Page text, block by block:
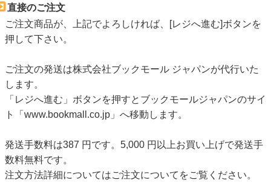
直接のご注文
ご注文商品が、上記でよろしければ、[レジへ進む]ボタンを
押して下さい。
ご注文の発送は株式会社ブックモール ジャパンが代行いた
します。
「レジへ進む」ボタンを押すとブックモールジャパンのサイ
ト「www.bookmall.co.jp」へ移動します。
発送手数料は387 円です。5,000 円以上お買い上げで発送手
数料無料です。
注文方法詳細についてはご注文について をご覧ください。